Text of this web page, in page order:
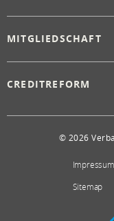
MITGLIEDSCHAFT
CREDITREFORM
© 2026
Impressum
Sitemap